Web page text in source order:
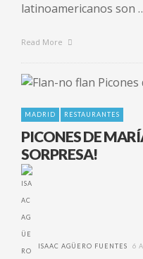
latinoamericanos son
Read More
MADRID RESTAURANTES
PICONES DE
SORPRESA!
ISAAC AGÜERO FUENTES 6